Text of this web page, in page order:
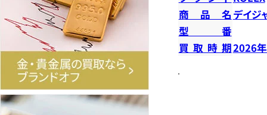
商品名 デイジ
型番
買取時期2026